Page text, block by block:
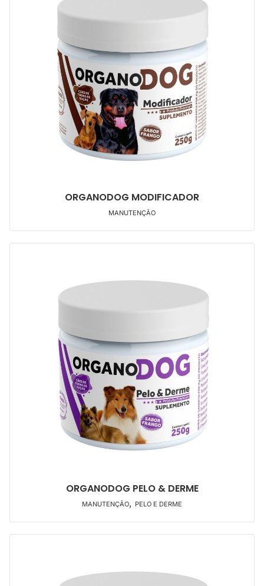
ORGANODOG MODIFICADOR
MANUTENÇÃO
ORGANODOG PELO & DERME
MANUTENÇÃO, PELO E DERME